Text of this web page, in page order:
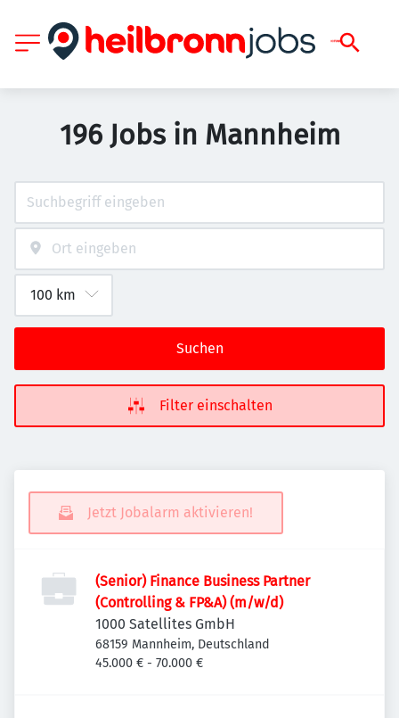
196 Jobs in Mannheim
Suchen
Filter einschalten
Jetzt Jobalarm aktivieren!
(Senior) Finance Business Partner
(Controlling & FP&A) (m/w/d)
1000 Satellites GmbH
68159 Mannheim, Deutschland
45.000 € - 70.000 €